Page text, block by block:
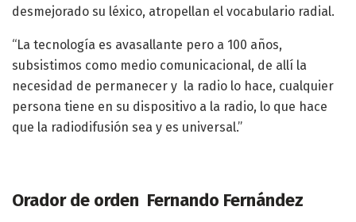
desmejorado su léxico, atropellan el vocabulario radial.
“La tecnología es avasallante pero a 100 años,
subsistimos como medio comunicacional, de allí la
necesidad de permanecer y la radio lo hace, cualquier
persona tiene en su dispositivo a la radio, lo que hace
que la radiodifusión sea y es universal.”
Orador de orden Fernando Fernández